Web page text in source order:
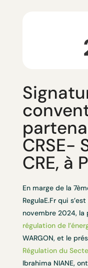
CRSE-
CRE, à
En marge de la
RegulaE.Fr qui
novembre 2024, la
régulation de
WARGON, et le
Régulation du
Ibrahima NIANE,